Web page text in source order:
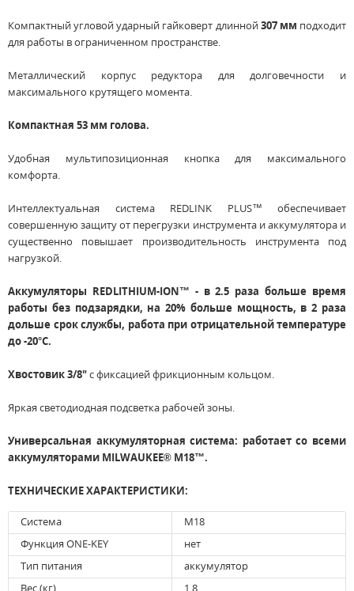
Компактный угловой ударный гайковерт длинной307 мм подходит
для работы в ограниченном пространстве.
Металлический корпус редуктора для долговечности и
максимального крутящего момента.
Компактная 53 мм голова.
Удобная мультипозиционная кнопка для максимального
комфорта.
Интеллектуальная система REDLINK PLUS™ обеспечивает
совершенную защиту от перегрузки инструмента и аккумулятора и
существенно повышает производительность инструмента под
нагрузкой.
Аккумуляторы REDLITHIUM-ION™ - в 2.5 раза больше время
работы без подзарядки, на 20% больше мощность, в 2 раза
дольше срок службы, работа при отрицательной температуре
до -20°С.
Хвостовик 3/8"с фиксацией фрикционным кольцом.
Яркая светодиодная подсветка рабочей зоны.
Универсальная аккумуляторная система: работает со всеми
аккумуляторами MILWAUKEE® M18™.
ТЕХНИЧЕСКИЕ ХАРАКТЕРИСТИКИ:
Система
M18
Функция ONE-KEY
нет
Тип питания
аккумулятор
Вес (кг)
1.8